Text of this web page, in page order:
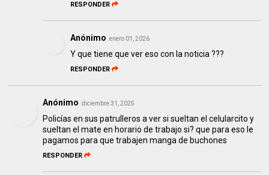
RESPONDER
Anónimo enero 01, 2026
Y que tiene que ver eso con la noticia ???
RESPONDER
Anónimo diciembre 31, 2025
Policías en sus patrulleros a ver si sueltan el celularcito y
sueltan el mate en horario de trabajo si? que para eso le
pagamos para que trabajen manga de buchones
RESPONDER